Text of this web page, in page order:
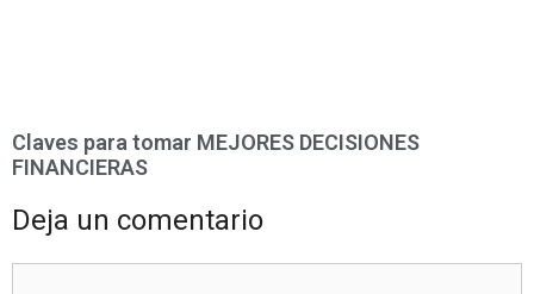
Claves para tomar MEJORES DECISIONES
FINANCIERAS
Deja un comentario